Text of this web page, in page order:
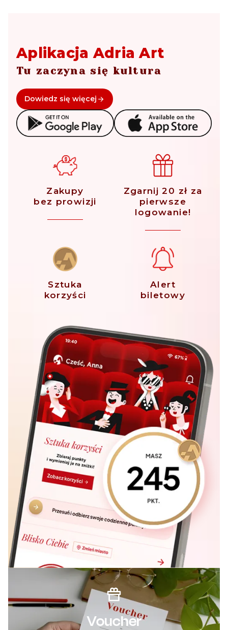
Aplikacja Adria Art
Tu zaczyna się kultura
Dowiedz się więcej
Zakupy
bez prowizji
Zgarnij 20 zł za
pierwsze
logowanie!
Sztuka
korzyści
Alert
biletowy
Voucher